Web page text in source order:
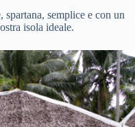
spartana, semplice e con un
isola ideale.